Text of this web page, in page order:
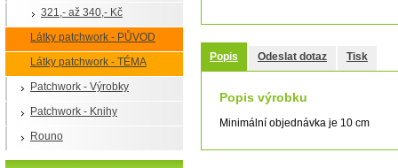
321,- až 340,- Kč
Látky patchwork - PŮVOD
Látky patchwork - TÉMA
Patchwork - Výrobky
Patchwork - Knihy
Rouno
Popis Odeslat dotaz Tisk
Popis výrobku
Minimální objednávka je 10 cm